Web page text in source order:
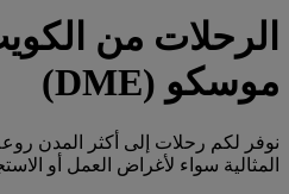
موسكو (DME)
نوفر لكم رحلات إلى أكثر المدن
المثالية سواء لأغراض العمل أو